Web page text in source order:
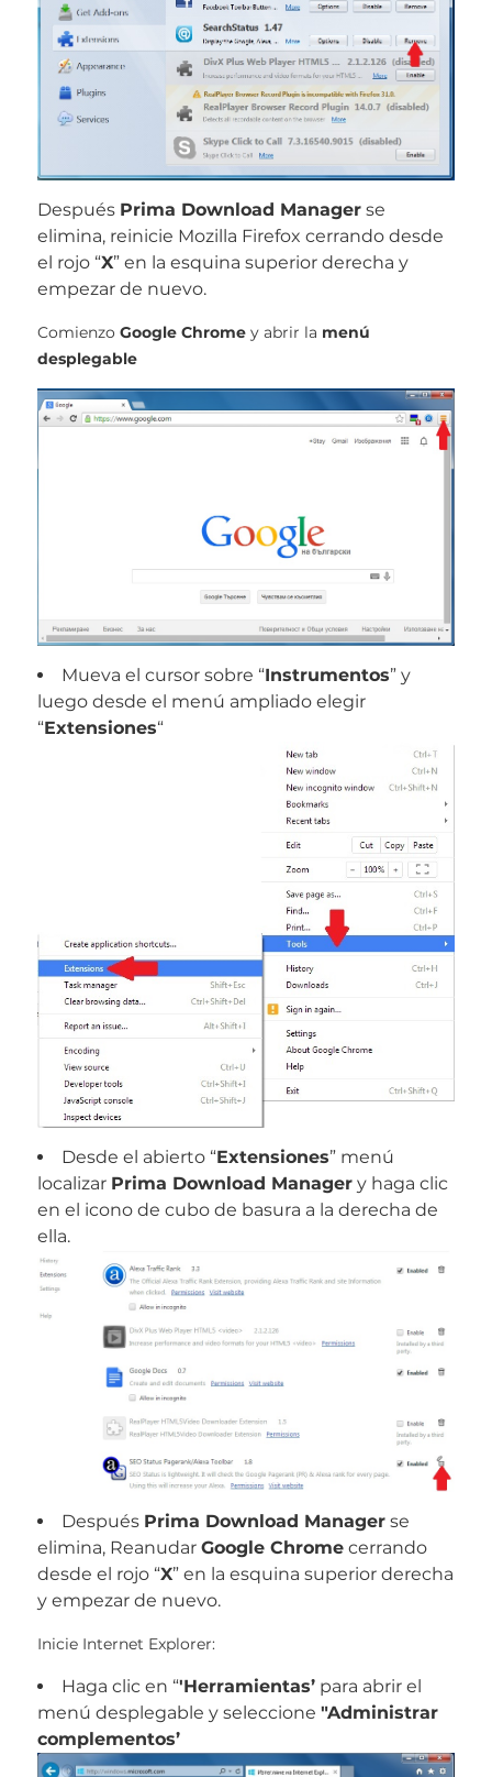
Después Prima Download Managerse
elimina, reinicie Mozilla Firefox cerrando desde
el rojo “X” en la esquina superior derecha y
empezar de nuevo.
Comienzo Google Chromey abrir la menú
desplegable
Mueva el cursor sobre “Instrumentos” y
luego desde el menú ampliado elegir
“Extensiones“
Desde el abierto “Extensiones” menú
localizar Prima Download Managery haga clic
en el icono de cubo de basura a la derecha de
ella.
Después Prima Download Managerse
elimina, Reanudar Google Chromecerrando
desde el rojo “X” en la esquina superior derecha
y empezar de nuevo.
Inicie Internet Explorer:
Haga clic en “'Herramientas’para abrir el
menú desplegable y seleccione "Administrar
complementos’